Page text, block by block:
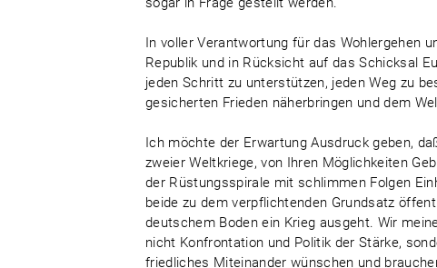
In voller Verantwortung für das Wohlergehen
Republik und in Rücksicht auf das Schicksal
jeden Schritt zu unterstützen, jeden Weg zu
gesicherten Frieden näherbringen und dem
Ich möchte der Erwartung Ausdruck geben,
zweier Weltkriege, von Ihren Möglichkeiten
der Rüstungsspirale mit schlimmen Folgen
beide zu dem verpflichtenden Grundsatz
deutschem Boden ein Krieg ausgeht. Wir
nicht Konfrontation und Politik der Stärke,
friedliches Miteinander wünschen und